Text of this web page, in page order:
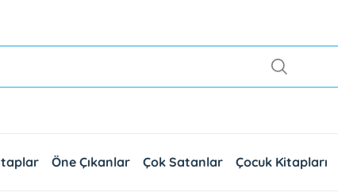
Öne Çıkanlar Çok Satanlar Çocuk Kitapları